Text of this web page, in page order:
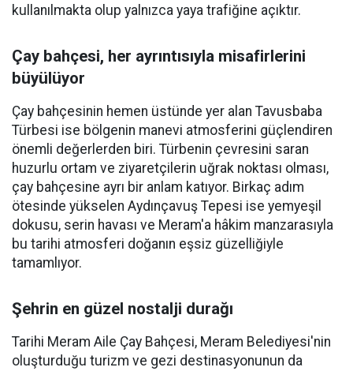
kullanılmakta olup yalnızca yaya trafiğine açıktır.
Çay bahçesi, her ayrıntısıyla misafirlerini
büyülüyor
Çay bahçesinin hemen üstünde yer alan Tavusbaba
Türbesi ise bölgenin manevi atmosferini güçlendiren
önemli değerlerden biri. Türbenin çevresini saran
huzurlu ortam ve ziyaretçilerin uğrak noktası olması,
çay bahçesine ayrı bir anlam katıyor. Birkaç adım
ötesinde yükselen Aydınçavuş Tepesi ise yemyeşil
dokusu, serin havası ve Meram'a hâkim manzarasıyla
bu tarihi atmosferi doğanın eşsiz güzelliğiyle
tamamlıyor.
Şehrin en güzel nostalji durağı
Tarihi Meram Aile Çay Bahçesi, Meram Belediyesi'nin
oluşturduğu turizm ve gezi destinasyonunun da